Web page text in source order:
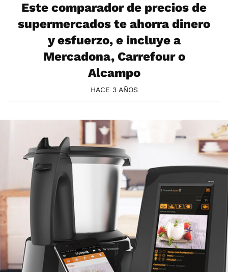
Este comparador de precios de
supermercados te ahorra dinero
y esfuerzo, e incluye a
Mercadona, Carrefour o
Alcampo
HACE 3 AÑOS